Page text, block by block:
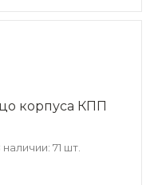
корпуса КПП
наличии: 71 шт.